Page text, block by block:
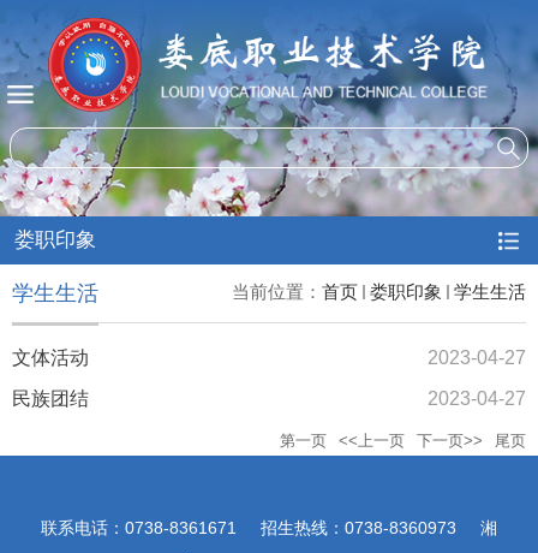
娄职印象
当前位置： 首页 娄职印象 学生生活
学生生活
文体活动
2023-04-27
民族团结
2023-04-27
第一页 <<上一页 下一页>> 尾页
联系电话：0738-8361671 招生热线：0738-8360973 湘